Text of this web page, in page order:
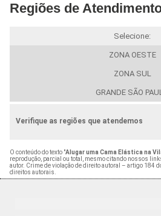
Regiões de
Selecione:
ZONA OESTE
ZONA SUL
GRANDE SÃO
Verifique as regiões que atendemos
O conteúdo do texto "Alugar uma Cama Elástica na
reprodução, parcial ou total, mesmo citando nossos
autor. Crime de violação de direito autoral – artigo 184
direitos autorais.